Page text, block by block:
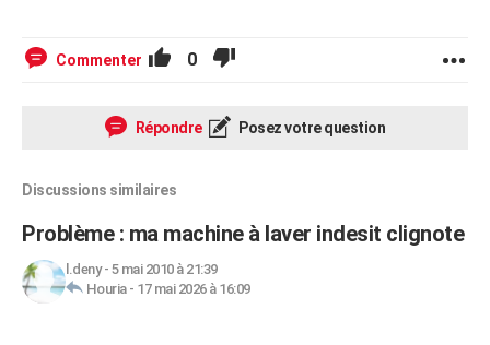
Commenter 0
Répondre Posez votre question
Discussions similaires
Problème : ma machine à laver indesit clignote
l.deny- 5 mai 2010 à 21:39
Houria- 17 mai 2026 à 16:09